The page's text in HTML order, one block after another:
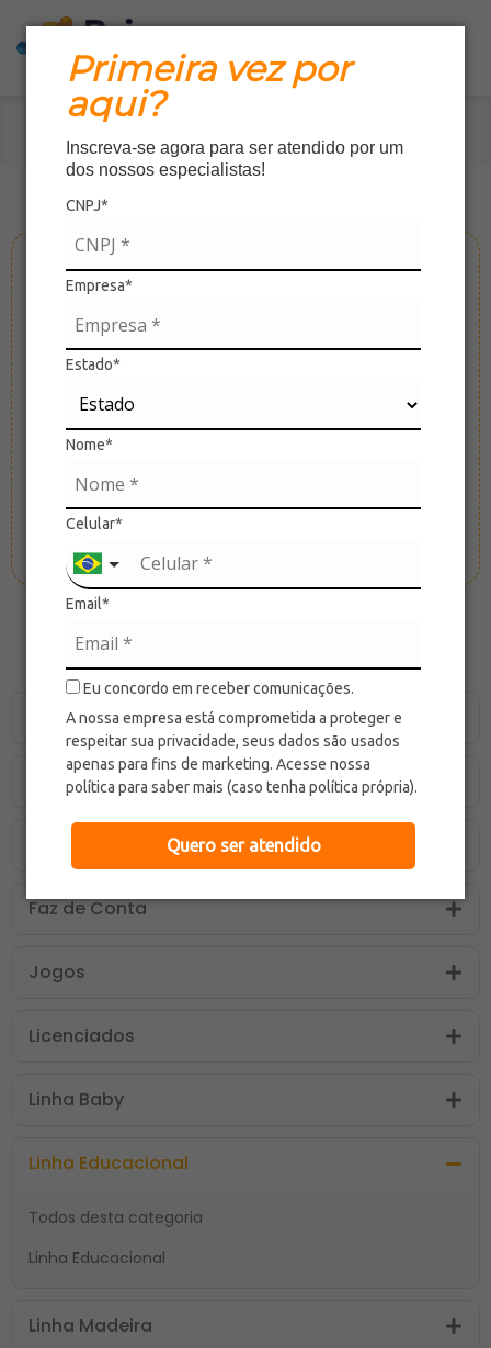
Primeira vez por
aqui?
Inscreva-se agora para ser atendido por um
dos nossos especialistas!
CNPJ*
Empresa*
Estado*
Nome*
Celular*
Email*
Eu concordo em receber comunicações.
A nossa empresa está comprometida a proteger e
respeitar sua privacidade, seus dados são usados
apenas para fins de marketing. Acesse nossa
política para saber mais (caso tenha política própria).
Quero ser atendido
Bicicletas de Equilíbrio
Bolas
Faz de Conta
Jogos
Licenciados
Linha Baby
Linha Educacional
Todos desta categoria
Linha Educacional
Linha Madeira